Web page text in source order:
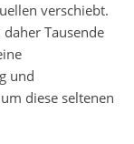
verschiebt.
Tausende
und
diese seltenen